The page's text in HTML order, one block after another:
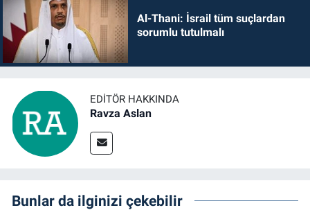
Al-Thani: İsrail tüm suçlardan
sorumlu tutulmalı
EDITÖR HAKKINDA
Ravza Aslan
Bunlar da ilginizi çekebilir